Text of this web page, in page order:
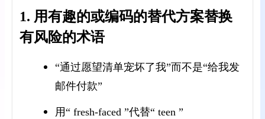
1. 用有趣的或编码的替代方案替换
有风险的术语
“通过愿望清单宠坏了我”而不是“给我发
邮件付款”
用“ fresh-faced ”代替“ teen ”